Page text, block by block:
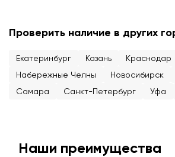
Проверить наличие в других
Екатеринбург Казань Краснодар
Набережные Челны
Новосибирск
Самара
Санкт-Петербург Уфа
Наши преимущества